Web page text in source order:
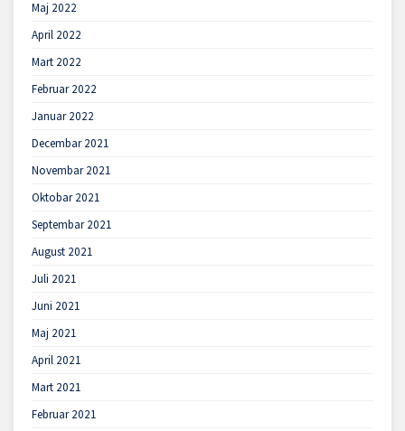
Maj 2022
April 2022
Mart 2022
Februar 2022
Januar 2022
Decembar 2021
Novembar 2021
Oktobar 2021
Septembar 2021
August 2021
Juli 2021
Juni 2021
Maj 2021
April 2021
Mart 2021
Februar 2021